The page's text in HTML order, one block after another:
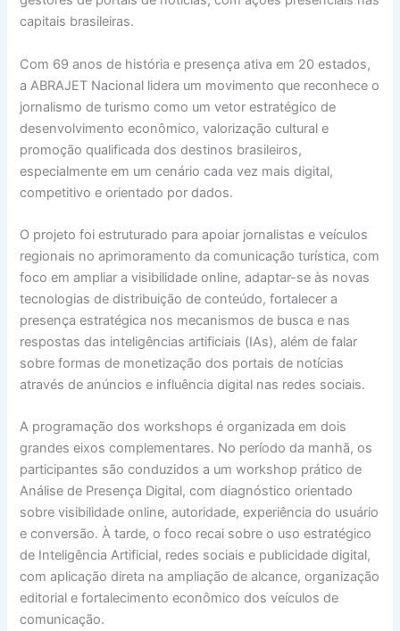
capitais brasileiras.
Com 69 anos de história e presença ativa em 20 estados,
a ABRAJET Nacional lidera um movimento que reconhece o
jornalismo de turismo como um vetor estratégico de
desenvolvimento econômico, valorização cultural e
promoção qualificada dos destinos brasileiros,
especialmente em um cenário cada vez mais digital,
competitivo e orientado por dados.
O projeto foi estruturado para apoiar jornalistas e veículos
regionais no aprimoramento da comunicação turística, com
foco em ampliar a visibilidade online, adaptar-se às novas
tecnologias de distribuição de conteúdo, fortalecer a
presença estratégica nos mecanismos de busca e nas
respostas das inteligências artificiais (IAs), além de falar
sobre formas de monetização dos portais de notícias
através de anúncios e influência digital nas redes sociais.
A programação dos workshops é organizada em dois
grandes eixos complementares. No período da manhã, os
participantes são conduzidos a um workshop prático de
Análise de Presença Digital, com diagnóstico orientado
sobre visibilidade online, autoridade, experiência do usuário
e conversão. À tarde, o foco recai sobre o uso estratégico
de Inteligência Artificial, redes sociais e publicidade digital,
com aplicação direta na ampliação de alcance, organização
editorial e fortalecimento econômico dos veículos de
comunicação.